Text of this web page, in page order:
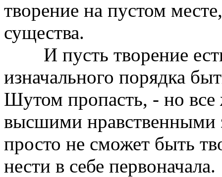
творение на пустом
существа.
И пусть творение
изначального порядка
Шутом пропасть, - но все
высшими нравственными
просто не сможет быть
нести в себе первоначала.